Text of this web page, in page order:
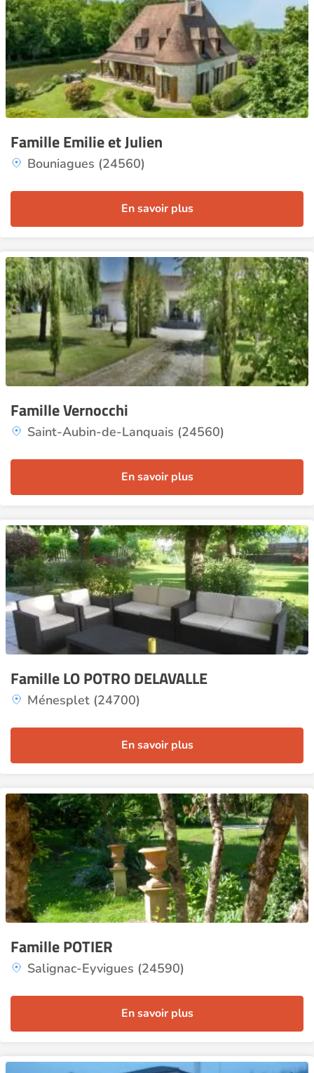
Famille Emilie et Julien
Bouniagues (24560)
En savoir plus
Famille Vernocchi
Saint-Aubin-de-Lanquais (24560)
En savoir plus
Famille LO POTRO DELAVALLE
Ménesplet (24700)
En savoir plus
Famille POTIER
Salignac-Eyvigues (24590)
En savoir plus